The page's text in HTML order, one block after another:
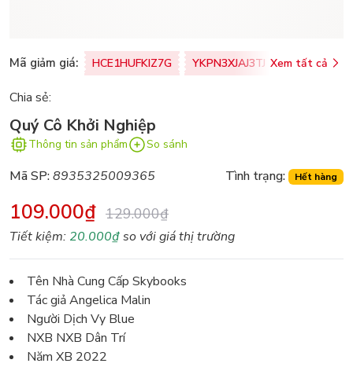
Mã giảm giá: HCE1HUFKIZ7G YKPN3XJAJ3TJ Xem tất cả
Chia sẻ:
Quý Cô Khởi Nghiệp
Thông tin sản phẩm So sánh
Mã SP:8935325009365 Tình trạng: Hết hàng
109.000₫ 129.000₫
Tiết kiệm: 20.000₫so với giá thị trường
Tên Nhà Cung Cấp Skybooks
Tác giả Angelica Malin
Người Dịch Vy Blue
NXB NXB Dân Trí
Năm XB 2022